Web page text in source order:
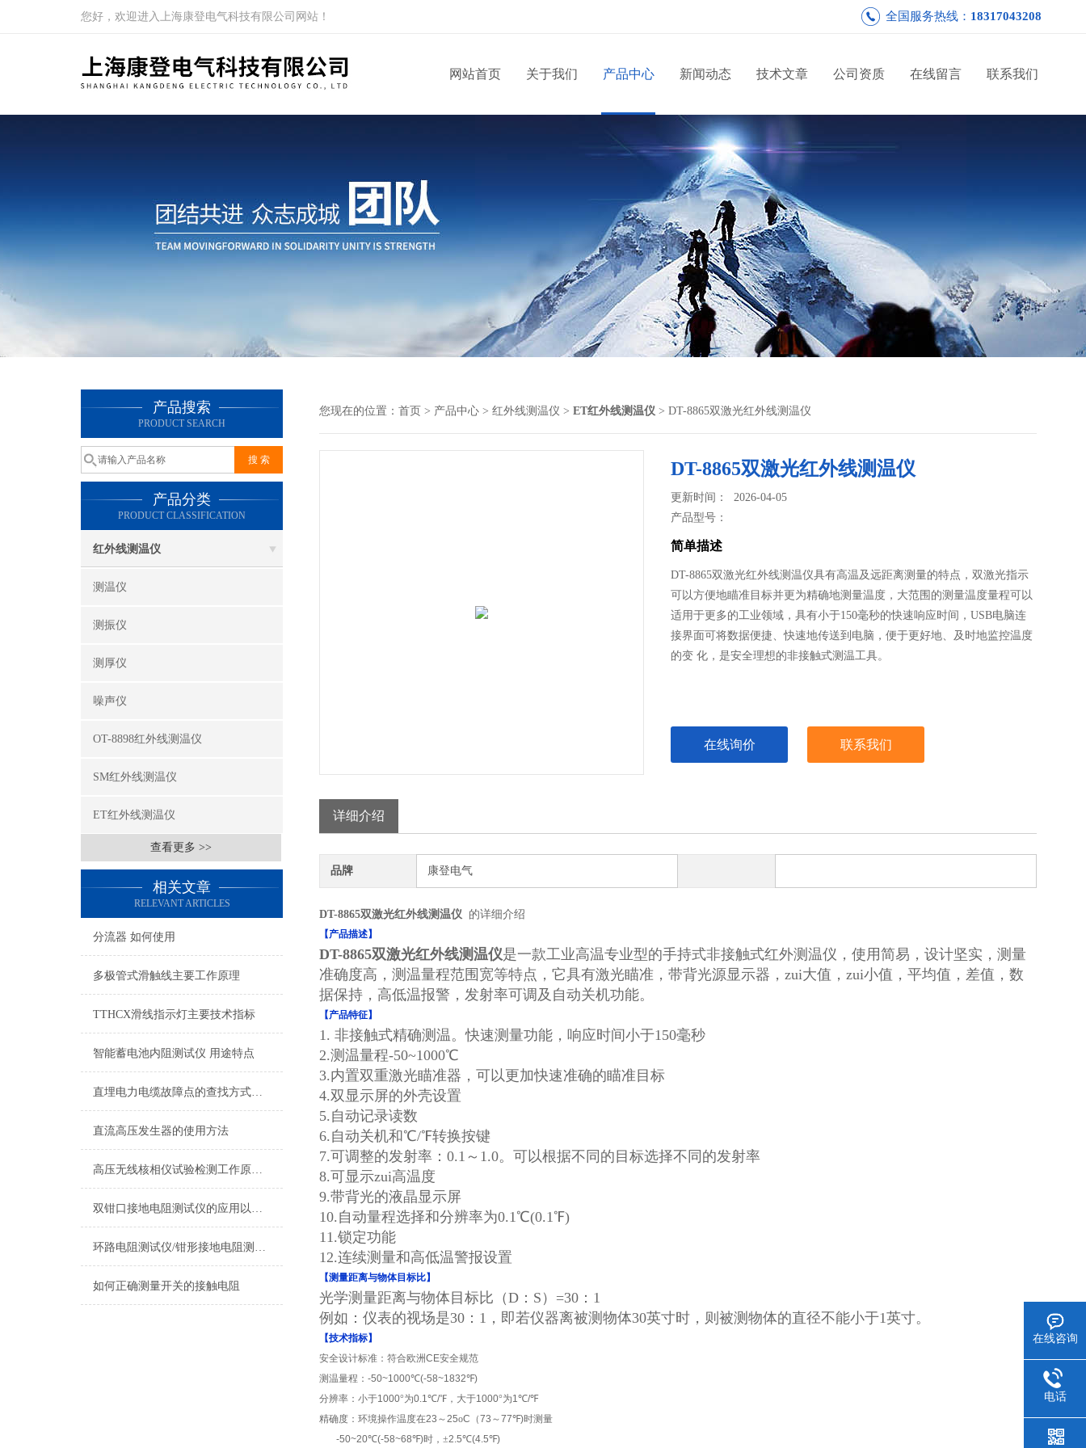
您好，欢迎进入上海康登电气科技有限公司网站！ 全国服务热线： 18317043208
网站首页 关于我们 产品中心 新闻动态 技术文章 公司资质 在线留言 联系我们
产品搜索
PRODUCT SEARCH
产品分类
PRODUCT CLASSIFICATION
红外线测温仪
测温仪
测振仪
测厚仪
噪声仪
OT-8898红外线测温仪
SM红外线测温仪
ET红外线测温仪
查看更多 >>
相关文章
RELEVANT ARTICLES
分流器 如何使用
多极管式滑触线主要工作原理
TTHCX滑线指示灯主要技术指标
智能蓄电池内阻测试仪 用途特点
直埋电力电缆故障点的查找方式解决方法
直流高压发生器的使用方法
高压无线核相仪试验检测工作原理及校验
双钳口接地电阻测试仪的应用以及特性概述
环路电阻测试仪/钳形接地电阻测试仪技术参数
如何正确测量开关的接触电阻
您现在的位置： 首页 > 产品中心 > 红外线测温仪 > ET红外线测温仪 > DT-8865双激光红外线测温仪
DT-8865双激光红外线测温仪
更新时间： 2026-04-05
产品型号：
简单描述
DT-8865双激光红外线测温仪具有高温及远距离测量的特点，双激光指示
可以方便地瞄准目标并更为精确地测量温度，大范围的测量温度量程可以
适用于更多的工业领域，具有小于150毫秒的快速响应时间，USB电脑连
接界面可将数据便捷、快速地传送到电脑，便于更好地、及时地监控温度
的变 化，是安全理想的非接触式测温工具。
在线询价 联系我们
详细介绍
品牌 康登电气
DT-8865双激光红外线测温仪 的详细介绍
【产品描述】
DT-8865双激光红外线测温仪是一款工业高温专业型的手持式非接触式红外测温仪，使用简易，设计坚实，测量
准确度高，测温量程范围宽等特点，它具有激光瞄准，带背光源显示器，zui大值，zui小值，平均值，差值，数
据保持，高低温报警，发射率可调及自动关机功能。
【产品特征】
1. 非接触式精确测温。快速测量功能，响应时间小于150毫秒
2.测温量程-50~1000℃
3.内置双重激光瞄准器，可以更加快速准确的瞄准目标
4.双显示屏的外壳设置
5.自动记录读数
6.自动关机和℃/℉转换按键
7.可调整的发射率：0.1～1.0。可以根据不同的目标选择不同的发射率
8.可显示zui高温度
9.带背光的液晶显示屏
10.自动量程选择和分辨率为0.1℃(0.1℉)
11.锁定功能
12.连续测量和高低温警报设置
【测量距离与物体目标比】
光学测量距离与物体目标比（D：S）=30：1
例如：仪表的视场是30：1，即若仪器离被测物体30英寸时，则被测物体的直径不能小于1英寸。
【技术指标】
安全设计标准：符合欧洲CE安全规范
测温量程： -50~1000℃(-58~1832℉)
分辨率：小于1000°为0.1℃/℉，大于1000°为1℃/℉
精确度：环境操作温度在23 ～25oC （73 ～77℉)时测量
-50~20℃(-58~68℉)时，±2.5℃(4.5℉)
在线咨询
电话